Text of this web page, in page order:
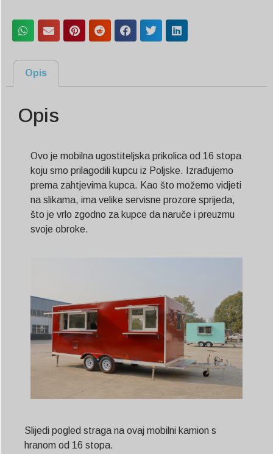
Opis
Opis
Ovo je mobilna ugostiteljska prikolica od 16 stopa
koju smo prilagodili kupcu iz Poljske. Izrađujemo
prema zahtjevima kupca. Kao što možemo vidjeti
na slikama, ima velike servisne prozore sprijeda,
što je vrlo zgodno za kupce da naruče i preuzmu
svoje obroke.
Slijedi pogled straga na ovaj mobilni kamion s
hranom od 16 stopa.